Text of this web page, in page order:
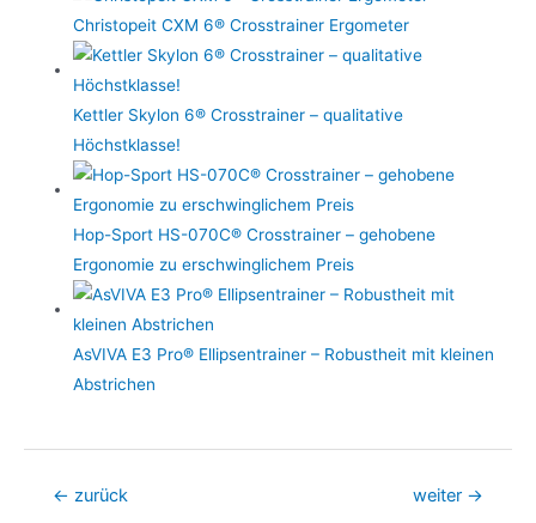
Christopeit CXM 6® Crosstrainer Ergometer
Kettler Skylon 6® Crosstrainer – qualitative
Höchstklasse!
Hop-Sport HS-070C® Crosstrainer – gehobene
Ergonomie zu erschwinglichem Preis
AsVIVA E3 Pro® Ellipsentrainer – Robustheit mit kleinen
Abstrichen
Beitragsnavigation
← zurück weiter →